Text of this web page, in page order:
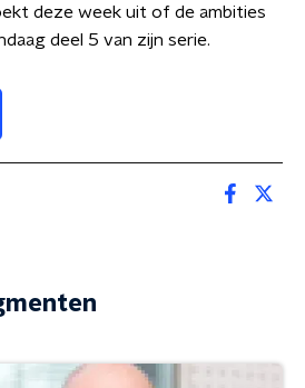
deze week uit of de ambities
deel 5 van zijn serie.